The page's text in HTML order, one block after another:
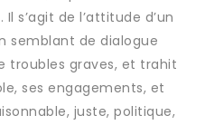
s’agit de l’attitude d’un
semblant de dialogue
troubles graves, et trahit
ses engagements, et
juste, politique,